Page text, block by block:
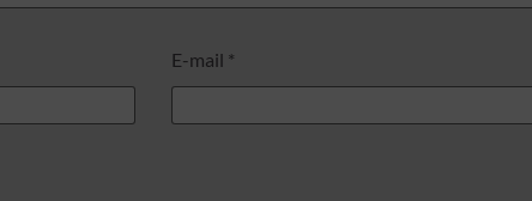
E-mail *